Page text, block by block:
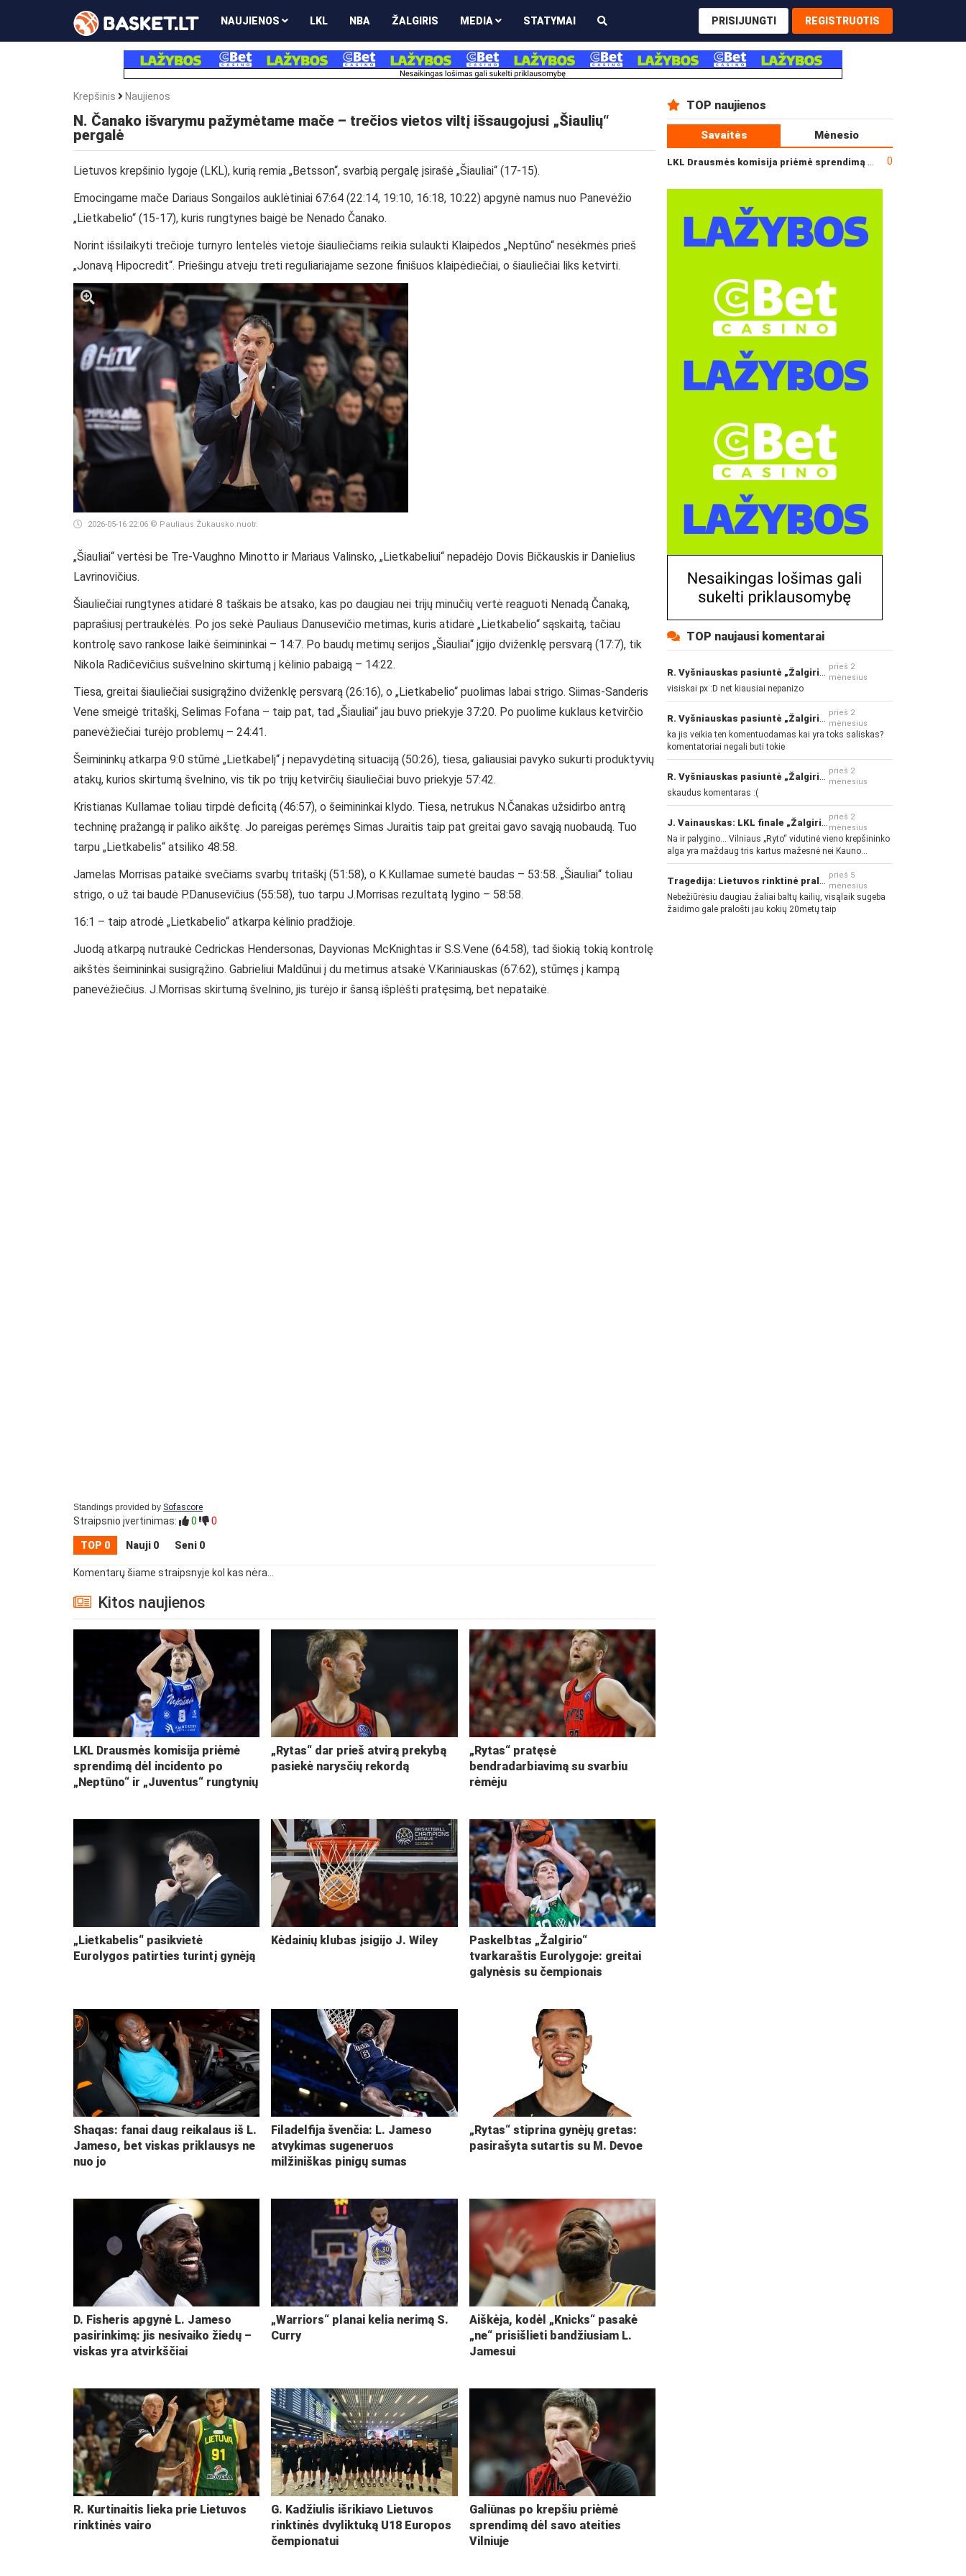
NAUJIENOS LKL NBA ŽALGIRIS MEDIA STATYMAI PRISIJUNGTI REGISTRUOTIS
Krepšinis Naujienos
N. Čanako išvarymu pažymėtame mače – trečios vietos viltį išsaugojusi „Šiaulių“
pergalė
Lietuvos krepšinio lygoje (LKL), kurią remia „Betsson“, svarbią pergalę įsirašė „Šiauliai“ (17-15).
Emocingame mače Dariaus Songailos auklėtiniai 67:64 (22:14, 19:10, 16:18, 10:22) apgynė namus nuo Panevėžio
„Lietkabelio“ (15-17), kuris rungtynes baigė be Nenado Čanako.
Norint išsilaikyti trečioje turnyro lentelės vietoje šiauliečiams reikia sulaukti Klaipėdos „Neptūno“ nesėkmės prieš
„Jonavą Hipocredit“. Priešingu atveju treti reguliariajame sezone finišuos klaipėdiečiai, o šiauliečiai liks ketvirti.
2026-05-16 22:06 © Pauliaus Žukausko nuotr.
„Šiauliai“ vertėsi be Tre-Vaughno Minotto ir Mariaus Valinsko, „Lietkabeliui“ nepadėjo Dovis Bičkauskis ir Danielius
Lavrinovičius.
Šiauliečiai rungtynes atidarė 8 taškais be atsako, kas po daugiau nei trijų minučių vertė reaguoti Nenadą Čanaką,
paprašiusį pertraukėlės. Po jos sekė Pauliaus Danusevičio metimas, kuris atidarė „Lietkabelio“ sąskaitą, tačiau
kontrolę savo rankose laikė šeimininkai – 14:7. Po baudų metimų serijos „Šiauliai“ įgijo dviženklę persvarą (17:7), tik
Nikola Radičevičius sušvelnino skirtumą į kėlinio pabaigą – 14:22.
Tiesa, greitai šiauliečiai susigrąžino dviženklę persvarą (26:16), o „Lietkabelio“ puolimas labai strigo. Siimas-Sanderis
Vene smeigė tritaškį, Selimas Fofana – taip pat, tad „Šiauliai“ jau buvo priekyje 37:20. Po puolime kuklaus ketvirčio
panevėžiečiai turėjo problemų – 24:41.
Šeimininkų atkarpa 9:0 stūmė „Lietkabelį“ į nepavydėtiną situaciją (50:26), tiesa, galiausiai pavyko sukurti produktyvių
atakų, kurios skirtumą švelnino, vis tik po trijų ketvirčių šiauliečiai buvo priekyje 57:42.
Kristianas Kullamae toliau tirpdė deficitą (46:57), o šeimininkai klydo. Tiesa, netrukus N.Čanakas užsidirbo antrą
techninę pražangą ir paliko aikštę. Jo pareigas perėmęs Simas Juraitis taip pat greitai gavo savąją nuobaudą. Tuo
tarpu „Lietkabelis“ atsiliko 48:58.
Jamelas Morrisas pataikė svečiams svarbų tritaškį (51:58), o K.Kullamae sumetė baudas – 53:58. „Šiauliai“ toliau
strigo, o už tai baudė P.Danusevičius (55:58), tuo tarpu J.Morrisas rezultatą lygino – 58:58.
16:1 – taip atrodė „Lietkabelio“ atkarpa kėlinio pradžioje.
Juodą atkarpą nutraukė Cedrickas Hendersonas, Dayvionas McKnightas ir S.S.Vene (64:58), tad šiokią tokią kontrolę
aikštės šeimininkai susigrąžino. Gabrieliui Maldūnui į du metimus atsakė V.Kariniauskas (67:62), stūmęs į kampą
panevėžiečius. J.Morrisas skirtumą švelnino, jis turėjo ir šansą išplėšti pratęsimą, bet nepataikė.
Standings provided by Sofascore
Straipsnio įvertinimas: 0 0
TOP 0 Nauji 0 Seni 0
Komentarų šiame straipsnyje kol kas nėra...
Kitos naujienos
LKL Drausmės komisija priėmė
sprendimą dėl incidento po
„Neptūno“ ir „Juventus“ rungtynių
„Rytas“ dar prieš atvirą prekybą
pasiekė narysčių rekordą
„Rytas“ pratęsė
bendradarbiavimą su svarbiu
rėmėju
„Lietkabelis“ pasikvietė
Eurolygos patirties turintį gynėją
Kėdainių klubas įsigijo J. Wiley
Paskelbtas „Žalgirio“
tvarkaraštis Eurolygoje: greitai
galynėsis su čempionais
Shaqas: fanai daug reikalaus iš L.
Jameso, bet viskas priklausys ne
nuo jo
Filadelfija švenčia: L. Jameso
atvykimas sugeneruos
milžiniškas pinigų sumas
„Rytas“ stiprina gynėjų gretas:
pasirašyta sutartis su M. Devoe
D. Fisheris apgynė L. Jameso
pasirinkimą: jis nesivaiko žiedų –
viskas yra atvirkščiai
„Warriors“ planai kelia nerimą S.
Curry
Aiškėja, kodėl „Knicks“ pasakė
„ne“ prisišlieti bandžiusiam L.
Jamesui
R. Kurtinaitis lieka prie Lietuvos
rinktinės vairo
G. Kadžiulis išrikiavo Lietuvos
rinktinės dvyliktuką U18 Europos
čempionatui
Galiūnas po krepšiu priėmė
sprendimą dėl savo ateities
Vilniuje
TOP naujienos
Savaitės Mėnesio
0
TOP naujausi komentarai
prieš 2
mėnesius
visiskai px :D net kiausiai nepanizo
prieš 2
mėnesius
ka jis veikia ten komentuodamas kai yra toks saliskas?
komentatoriai negali buti tokie
prieš 2
mėnesius
skaudus komentaras :(
prieš 2
mėnesius
Na ir palygino... Vilniaus „Ryto“ vidutinė vieno krepšininko
alga yra maždaug tris kartus mažesnė nei Kauno
„Žalgirio“... Mokama už sugebėjimus... Nėra pinigų - nėra
gerų žaidėjų...
prieš 5
mėnesius
Nebežiūrėsiu daugiau žaliai baltų kailių, visąlaik sugeba
žaidimo gale pralošti jau kokių 20metų taip